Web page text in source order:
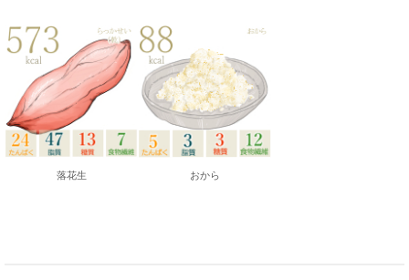
落花生 おから